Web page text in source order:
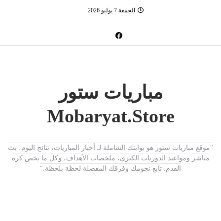
الجمعة 7 يوليو 2026
مباريات ستور
Mobaryat.Store
"موقع مباريات ستور هو بوابتك الشاملة لـ أخبار المباريات، نتائج اليوم، بث
مباشر ومواعيد الدوريات الكبرى، ملخصات الأهداف، وكل ما يخص كرة
القدم. تابع نجومك وفرقك المفضلة لحظة بلحظة."